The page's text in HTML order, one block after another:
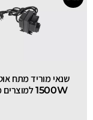
שנאי מוריד מתח
1500W למוצרים מחו”ל